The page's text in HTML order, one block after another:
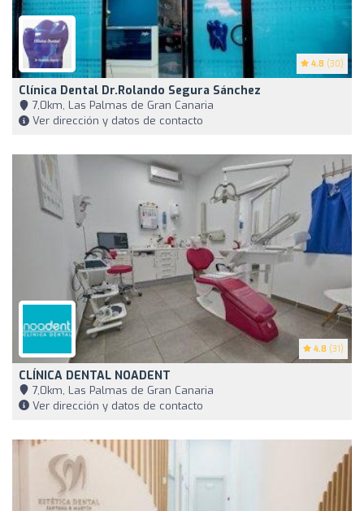
4.8 (30)
Clínica Dental Dr.Rolando Segura Sánchez
7,0km, Las Palmas de Gran Canaria
Ver dirección y datos de contacto
4.8 (31)
CLÍNICA DENTAL NOADENT
7,0km, Las Palmas de Gran Canaria
Ver dirección y datos de contacto